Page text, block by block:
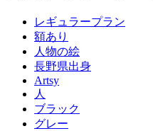
レギュラープラン
額あり
人物の絵
長野県出身
Artsy
人
ブラック
グレー